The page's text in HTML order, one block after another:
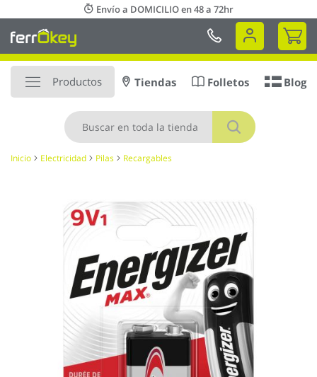
al
contenido
Envío a DOMICILIO en 48 a 72hr
Mi
Productos
Buscar
Tiendas Folletos Blog
Inicio Electricidad Pilas Recargables